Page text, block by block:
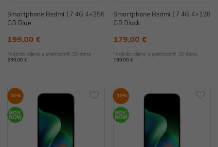
Smartphone Redmi 17 4G 4+256
GB Blue
199,00 €
*najniža cijena u prethodnih 30 dana
239,00 €
Smartphone Redmi 17 4G 4+128
GB Black
179,00 €
*najniža cijena u prethodnih 30 dana
199,00 €
-16% -10%